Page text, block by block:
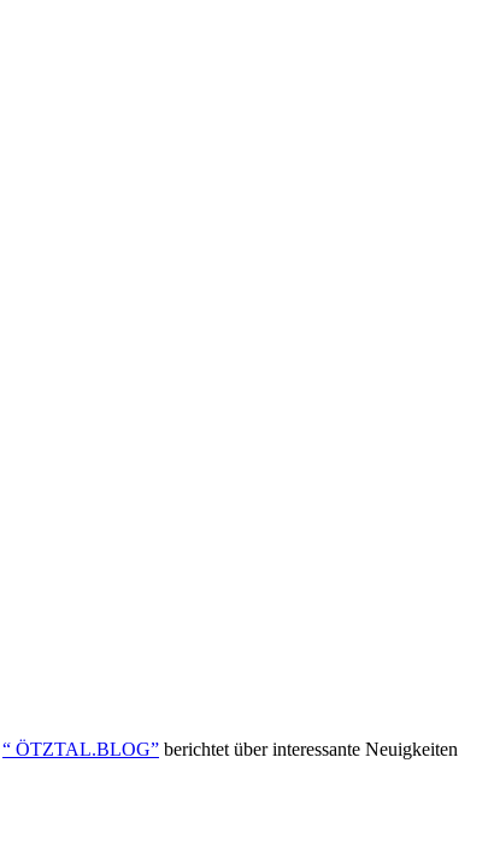
“ ÖTZTAL.BLOG” berichtet über interessante Neuigkeiten